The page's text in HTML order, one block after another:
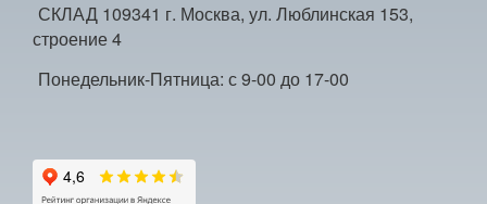
СКЛАД 109341 г. Москва, ул. Люблинская 153,
строение 4
Понедельник-Пятница: с 9-00 до 17-00